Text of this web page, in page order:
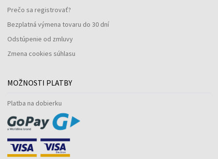
Prečo sa registrovať?
Bezplatná výmena tovaru do 30 dní
Odstúpenie od zmluvy
Zmena cookies súhlasu
MOŽNOSTI PLATBY
Platba na dobierku